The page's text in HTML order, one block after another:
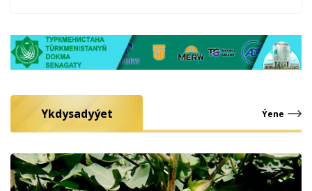
Ykdysadyýet Ýene